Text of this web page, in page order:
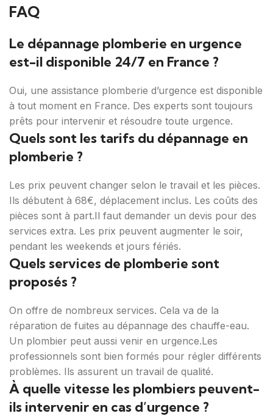
FAQ
Le dépannage plomberie en urgence
est-il disponible 24/7 en France ?
Oui, une assistance plomberie d’urgence est disponible
à tout moment en France. Des experts sont toujours
prêts pour intervenir et résoudre toute urgence.
Quels sont les tarifs du dépannage en
plomberie ?
Les prix peuvent changer selon le travail et les pièces.
Ils débutent à 68€, déplacement inclus. Les coûts des
pièces sont à part.Il faut demander un devis pour des
services extra. Les prix peuvent augmenter le soir,
pendant les weekends et jours fériés.
Quels services de plomberie sont
proposés ?
On offre de nombreux services. Cela va de la
réparation de fuites au dépannage des chauffe-eau.
Un plombier peut aussi venir en urgence.Les
professionnels sont bien formés pour régler différents
problèmes. Ils assurent un travail de qualité.
À quelle vitesse les plombiers peuvent-
ils intervenir en cas d’urgence ?